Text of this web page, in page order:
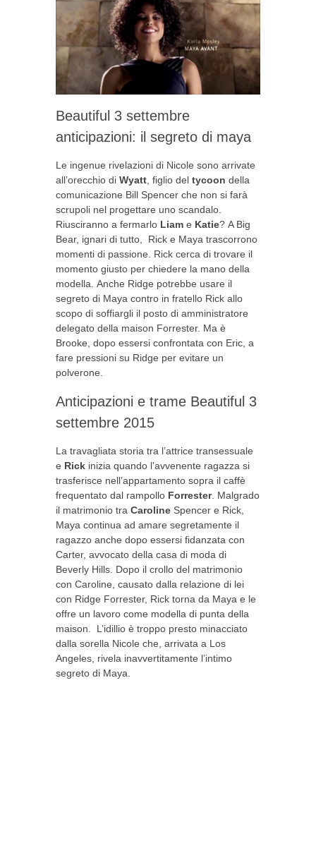
Beautiful 3 settembre
anticipazioni: il segreto di maya
Le ingenue rivelazioni di Nicole sono arrivate
all’orecchio di Wyatt , figlio del tycoon della
comunicazione Bill Spencer che non si farà
scrupoli nel progettare uno scandalo.
Riusciranno a fermarlo Liam e Katie? A Big
Bear, ignari di tutto, Rick e Maya trascorrono
momenti di passione. Rick cerca di trovare il
momento giusto per chiedere la mano della
modella. Anche Ridge potrebbe usare il
segreto di Maya contro in fratello Rick allo
scopo di soffiargli il posto di amministratore
delegato della maison Forrester. Ma è
Brooke, dopo essersi confrontata con Eric, a
fare pressioni su Ridge per evitare un
polverone.
Anticipazioni e trame Beautiful 3
settembre 2015
La travagliata storia tra l’attrice transessuale
e Rick inizia quando l’avvenente ragazza si
trasferisce nell’appartamento sopra il caffè
frequentato dal rampollo Forrester. Malgrado
il matrimonio tra Caroline Spencer e Rick,
Maya continua ad amare segretamente il
ragazzo anche dopo essersi fidanzata con
Carter, avvocato della casa di moda di
Beverly Hills. Dopo il crollo del matrimonio
con Caroline, causato dalla relazione di lei
con Ridge Forrester, Rick torna da Maya e le
offre un lavoro come modella di punta della
maison. L’idillio è troppo presto minacciato
dalla sorella Nicole che, arrivata a Los
Angeles, rivela inavvertitamente l’intimo
segreto di Maya.